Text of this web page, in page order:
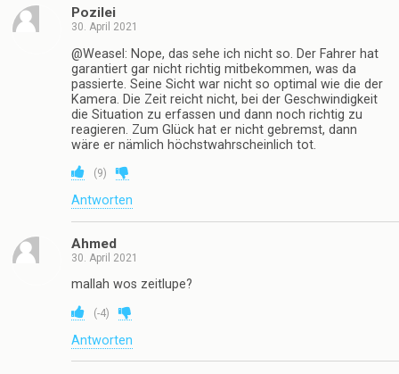
Pozilei
30. April 2021
@Weasel: Nope, das sehe ich nicht so. Der Fahrer hat
garantiert gar nicht richtig mitbekommen, was da
passierte. Seine Sicht war nicht so optimal wie die der
Kamera. Die Zeit reicht nicht, bei der Geschwindigkeit
die Situation zu erfassen und dann noch richtig zu
reagieren. Zum Glück hat er nicht gebremst, dann
wäre er nämlich höchstwahrscheinlich tot.
(9)
Antworten
Ahmed
30. April 2021
mallah wos zeitlupe?
(-4)
Antworten